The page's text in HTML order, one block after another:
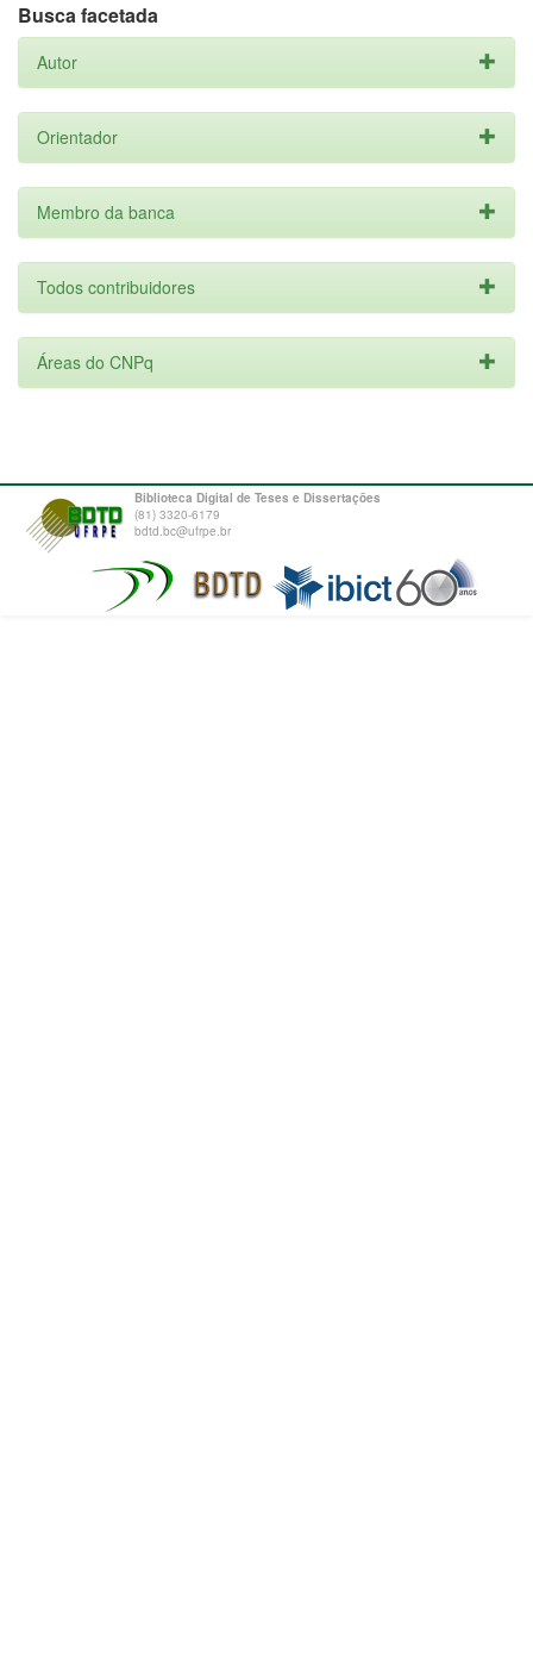
Busca facetada
Autor
Orientador
Membro da banca
Todos contribuidores
Áreas do CNPq
Biblioteca Digital de Teses e Dissertações
(81) 3320-6179
bdtd.bc@ufrpe.br